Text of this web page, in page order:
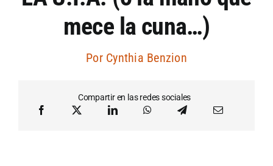
Artículos por autor
Artículos por sección
mece la cuna…)
Por Cynthia Benzion
Compartir en las redes sociales